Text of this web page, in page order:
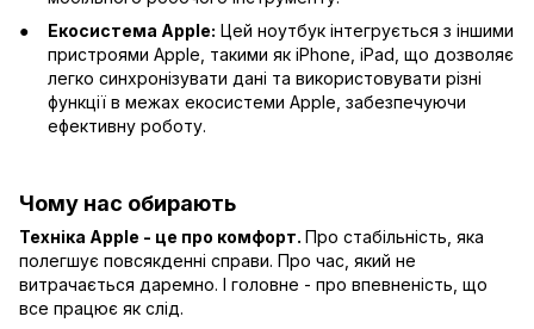
Екосистема Apple: Цей ноутбук інтегрується з іншими
пристроями Apple, такими як iPhone, iPad, що дозволяє
легко синхронізувати дані та використовувати різні
функції в межах екосистеми Apple, забезпечуючи
ефективну роботу.
Чому нас обирають
Техніка Apple - це про комфорт. Про стабільність, яка
полегшує повсякденні справи. Про час, який не
витрачається даремно. І головне - про впевненість, що
все працює як слід.